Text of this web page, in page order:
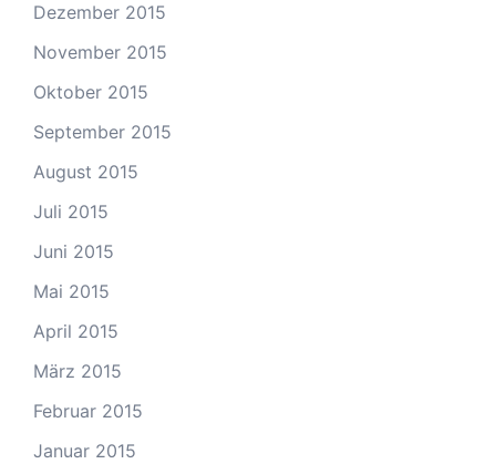
Dezember 2015
November 2015
Oktober 2015
September 2015
August 2015
Juli 2015
Juni 2015
Mai 2015
April 2015
März 2015
Februar 2015
Januar 2015